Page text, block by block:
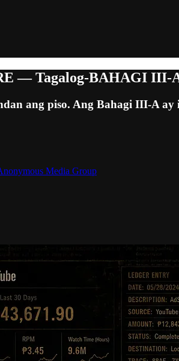
— Tagalog-BAHAGI III-
ang piso. Ang Bahagi III-A ay
Media Group